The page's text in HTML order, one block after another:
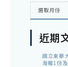
彙
選取月份
近期
國立東華
海報1份